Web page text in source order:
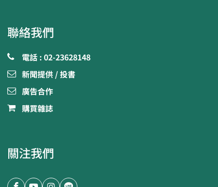
聯絡我們
電話 : 02-23628148
新聞提供 / 投書
廣告合作
購買雜誌
關注我們